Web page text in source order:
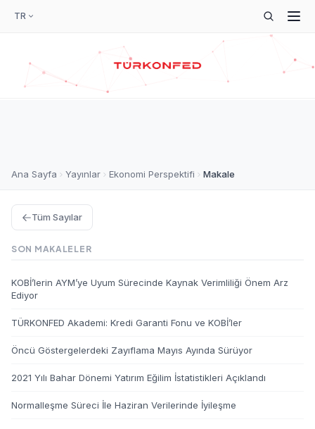
TR
Ana Sayfa Yayınlar Ekonomi Perspektifi Makale
Tüm Sayılar
SON MAKALELER
KOBİ’lerin AYM’ye Uyum Sürecinde Kaynak Verimliliği Önem Arz
Ediyor
TÜRKONFED Akademi: Kredi Garanti Fonu ve KOBİ’ler
Öncü Göstergelerdeki Zayıflama Mayıs Ayında Sürüyor
2021 Yılı Bahar Dönemi Yatırım Eğilim İstatistikleri Açıklandı
Normalleşme Süreci İle Haziran Verilerinde İyileşme